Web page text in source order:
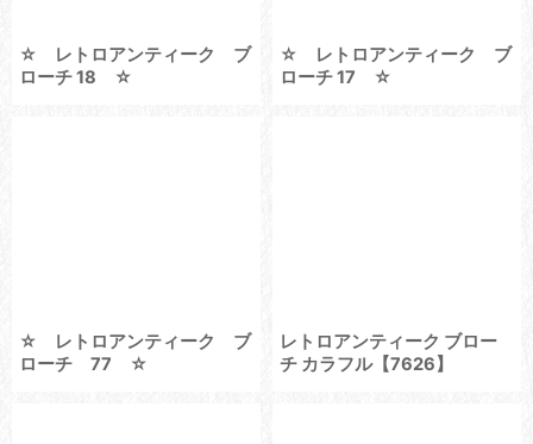
☆ レトロアンティーク ブ
ローチ 18 ☆
☆ レトロアンティーク ブ
ローチ 17 ☆
☆ レトロアンティーク ブ
ローチ 77 ☆
レトロアンティーク ブロー
チ カラフル【7626】